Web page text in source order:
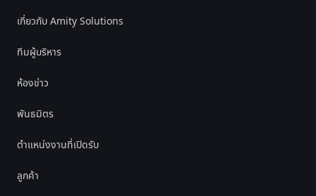
เกี่ยวกับ Amity Solutions
ทีมผู้บริหาร
ห้องข่าว
พันธมิตร
ตำแหน่งงานที่เปิดรับ
ลูกค้า